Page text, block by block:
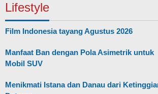
Lifestyle
Film Indonesia tayang Agustus 2026
Manfaat Ban dengan Pola Asimetrik untuk
Mobil SUV
Menikmati Istana dan Danau dari